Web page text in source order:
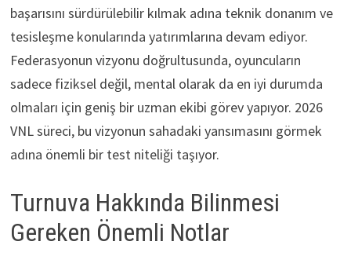
başarısını sürdürülebilir kılmak adına teknik donanım ve
tesisleşme konularında yatırımlarına devam ediyor.
Federasyonun vizyonu doğrultusunda, oyuncuların
sadece fiziksel değil, mental olarak da en iyi durumda
olmaları için geniş bir uzman ekibi görev yapıyor. 2026
VNL süreci, bu vizyonun sahadaki yansımasını görmek
adına önemli bir test niteliği taşıyor.
Turnuva Hakkında Bilinmesi
Gereken Önemli Notlar